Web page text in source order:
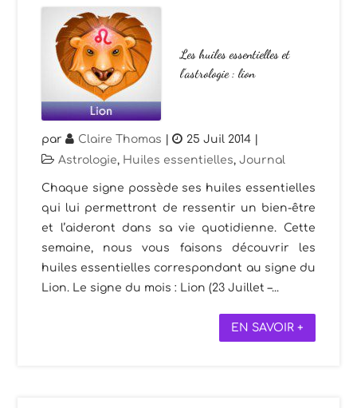
Les huiles essentielles et
l’astrologie : lion
par Claire Thomas | 25 Juil 2014 |
Astrologie, Huiles essentielles,Journal
Chaque signe possède ses huiles essentielles
qui lui permettront de ressentir un bien-être
et l’aideront dans sa vie quotidienne. Cette
semaine, nous vous faisons découvrir les
huiles essentielles correspondant au signe du
Lion. Le signe du mois : Lion (23 Juillet –...
EN SAVOIR +